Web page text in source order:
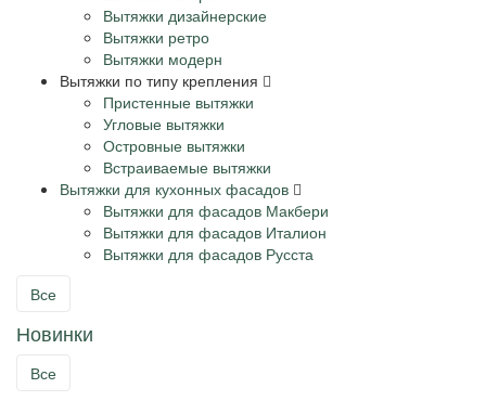
Вытяжки дизайнерские
Вытяжки ретро
Вытяжки модерн
Вытяжки по типу крепления
Пристенные вытяжки
Угловые вытяжки
Островные вытяжки
Встраиваемые вытяжки
Вытяжки для кухонных фасадов
Вытяжки для фасадов Макбери
Вытяжки для фасадов Италион
Вытяжки для фасадов Русста
Все
Новинки
Все